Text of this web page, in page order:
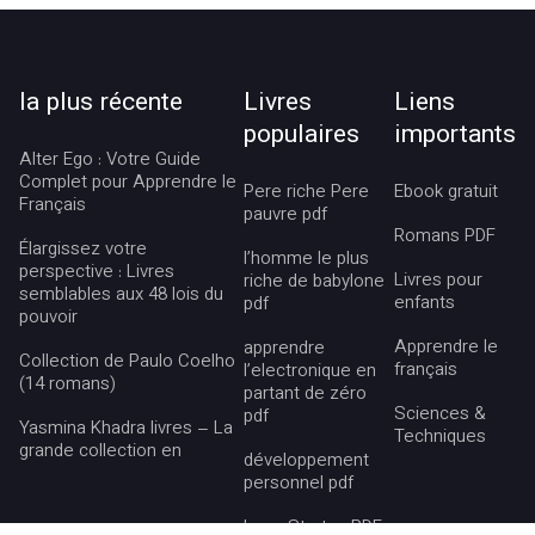
la plus récente
Alter Ego : Votre Guide
Complet pour Apprendre le
Français
Élargissez votre
perspective : Livres
semblables aux 48 lois du
pouvoir
Collection de Paulo Coelho
(14 romans)
Yasmina Khadra livres – La
grande collection en
Livres
populaires
Pere riche Pere
pauvre pdf
l’homme le plus
riche de babylone
pdf
apprendre
l’electronique en
partant de zéro
pdf
développement
personnel pdf
Lean Startup PDF
Liens
importants
Ebook gratuit
Romans PDF
Livres pour
enfants
Apprendre le
français
Sciences &
Techniques